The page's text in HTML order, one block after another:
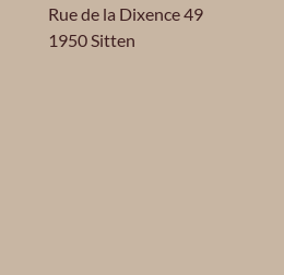
Rue de la Dixence 49
1950 Sitten